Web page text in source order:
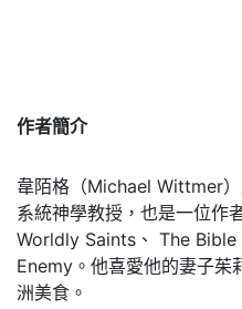
作者簡介
韋陌格（Michael Wittmer
系統神學教授，也是一位作
Worldly Saints、 The
Enemy。他喜愛他的妻子茱
洲美食。